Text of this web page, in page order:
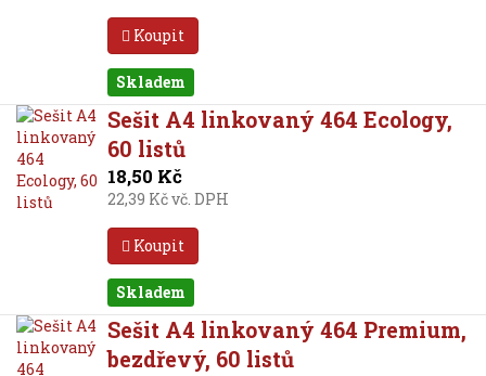
Koupit
Skladem
Sešit A4 linkovaný 464 Ecology,
60 listů
18,50 Kč
22,39 Kč vč. DPH
Koupit
Skladem
Sešit A4 linkovaný 464 Premium,
bezdřevý, 60 listů